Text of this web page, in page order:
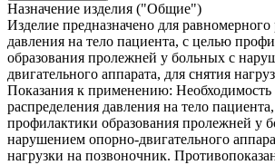
Назначение изделия ("Общие")
Изделие предназначено для равномерного
давления на тело пациента, с целью
образования пролежней у больных с
двигательного аппарата, для снятия
Показания к применению: Необходимость
распределения давления на тело
профилактики образования пролежней у
нарушением опорно-двигательного
нагрузки на позвоночник.